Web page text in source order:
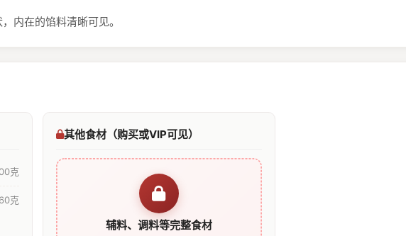
内在的馅料清晰可见。
克
克
其他食材（购买或VIP可见）
辅料、调料等完整食材